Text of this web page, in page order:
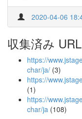
2020-04-06
収集済み
https://
char/ja/ (3)
https://
(1)
https://
char/ja (108)